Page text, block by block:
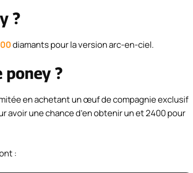
?
diamants pour la version arc-en-ciel.
poney ?
en achetant un œuf de compagnie exclusif
avoir une chance d’en obtenir un et 2400 pour
: